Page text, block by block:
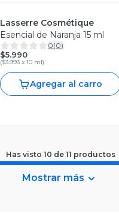
Lasserre Cosmétique
Esencial de Naranja 15 ml
0(0)
$5.990
($3.993 x 10 ml)
Agregar al carro
Has visto 10 de 11 productos
Mostrar más